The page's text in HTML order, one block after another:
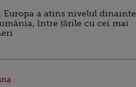
Europa a atins nivelul dinainte
între țările cu cei mai